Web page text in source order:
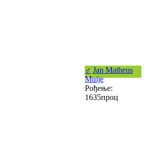
♂ Jan Matheus
Muije
Рођење:
1635проц